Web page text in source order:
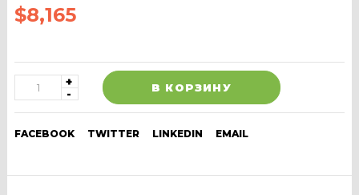
$8,165
В КОРЗИНУ
FACEBOOK TWITTER LINKEDIN EMAIL